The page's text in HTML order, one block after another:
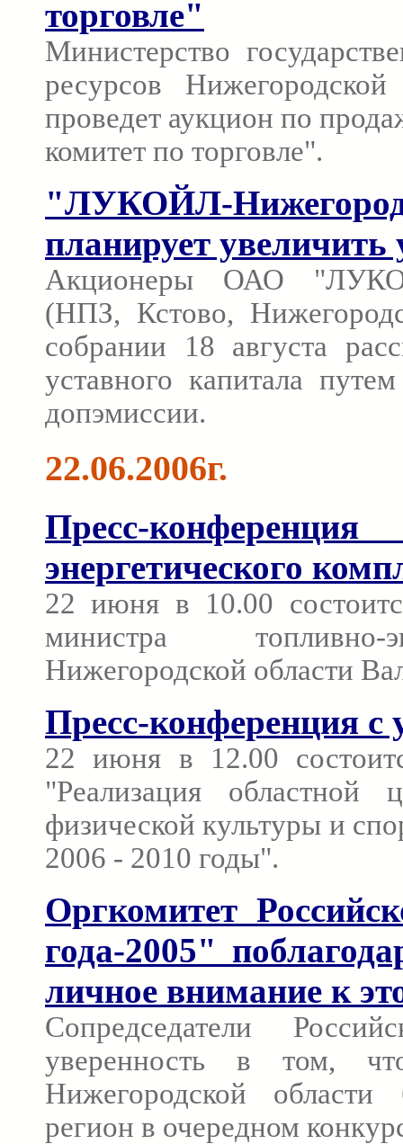
торговле"
Министерство
ресурсов
проведет аукцион по
комитет по торговле".
"ЛУКОЙЛ-
планирует
Акционеры ОАО
(НПЗ, Кстово,
собрании 18 августа
уставного капитала
допэмиссии.
22.06.2006г.
Пресс-
энергетического
22 июня в 10.00
министра топливно-
Нижегородской области
Пресс-конференция с
22 июня в 12.00
"Реализация областной
физической культуры и
2006 - 2010 годы".
Оргкомитет
года-2005"
личное внимание к
Сопредседатели
уверенность в том,
Нижегородской области
регион в очередном